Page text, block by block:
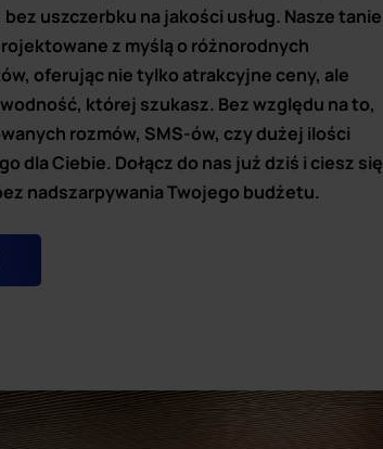
uszczerbku na jakości usług. Nasze tanie
z myślą o różnorodnych
oferując nie tylko atrakcyjne ceny, ale
której szukasz. Bez względu na to,
rozmów, SMS-ów, czy dużej ilości
dla Ciebie. Dołącz do nas już dziś i ciesz się
nadszarpywania Twojego budżetu.